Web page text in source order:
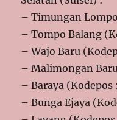
– Timungan
– Tompo Balang
– Wajo Baru
– Malimongan
– Baraya (Kodepos
– Bunga Ejaya